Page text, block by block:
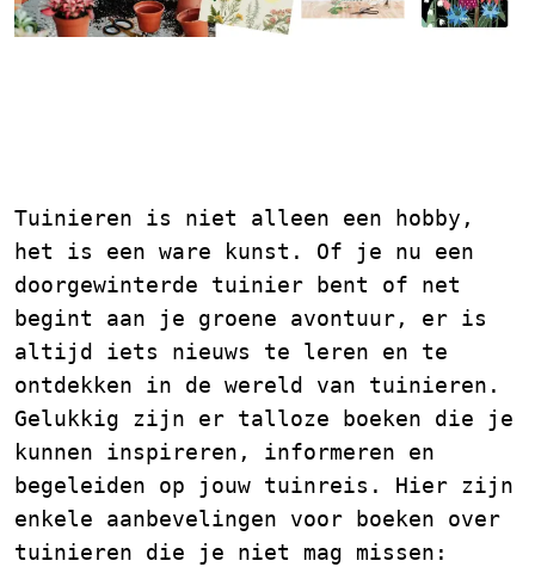
Tuinieren is niet alleen een hobby,
het is een ware kunst. Of je nu een
doorgewinterde tuinier bent of net
begint aan je groene avontuur, er is
altijd iets nieuws te leren en te
ontdekken in de wereld van tuinieren.
Gelukkig zijn er talloze boeken die je
kunnen inspireren, informeren en
begeleiden op jouw tuinreis. Hier zijn
enkele aanbevelingen voor boeken over
tuinieren die je niet mag missen: